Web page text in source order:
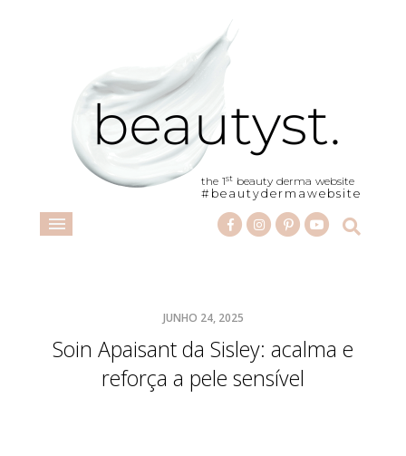
the 1st beauty derma website
#beautydermawebsite
JUNHO 24, 2025
Soin Apaisant da Sisley: acalma e
reforça a pele sensível